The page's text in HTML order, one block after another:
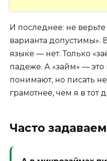
И последнее: не верьте
варианта допустимы».
языке — нет. Только
падеже. А «займ» — это
понимают, но писать не
грамотнее, чем я в тот
Часто